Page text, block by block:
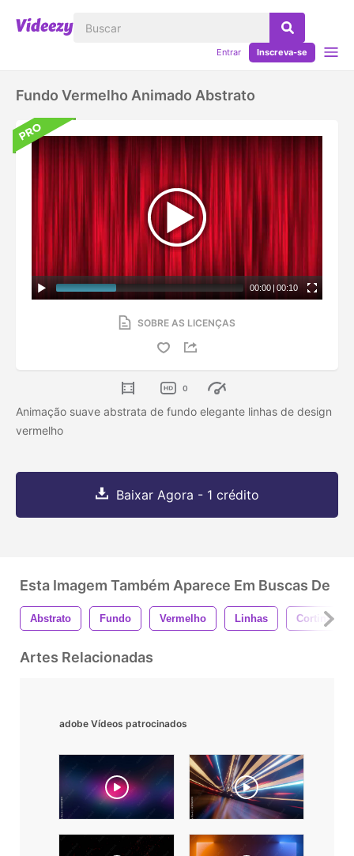
Entrar Inscreva-se
Fundo Vermelho Animado Abstrato
00:00 | 00:10
SOBRE AS LICENÇAS
0
Animação suave abstrata de fundo elegante linhas de design
vermelho
Baixar Agora - 1 crédito
Esta Imagem Também Aparece Em Buscas De
Abstrato Fundo Vermelho Linhas Cortinas
Artes Relacionadas
adobe Vídeos patrocinados